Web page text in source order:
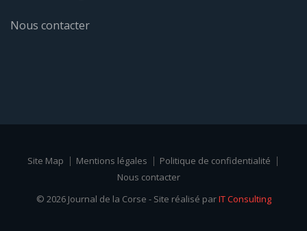
Nous contacter
Site Map Mentions légales
Politique de confidentialité
Nous contacter
© 2026 Journal de la Corse - Site réalisé parIT Consulting